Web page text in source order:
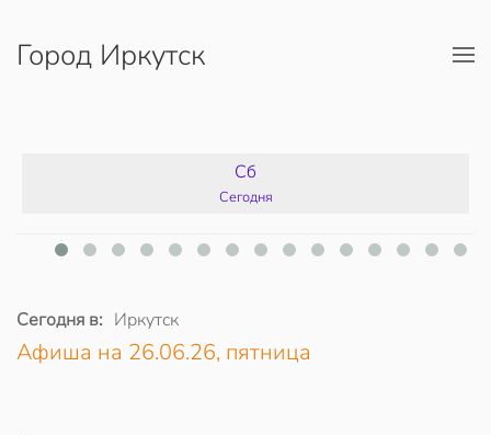
Перейти к содержимому
Город Иркутск
Сб
Сегодня
Сегодня в: Иркутск
Афиша на 26.06.26, пятница